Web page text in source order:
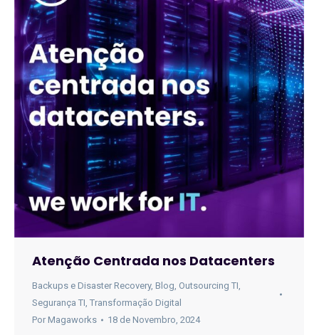
Atenção Centrada nos Datacenters
Backups e Disaster Recovery, Blog, Outsourcing TI,
Segurança TI, Transformação Digital
Por Magaworks 18 de Novembro, 2024